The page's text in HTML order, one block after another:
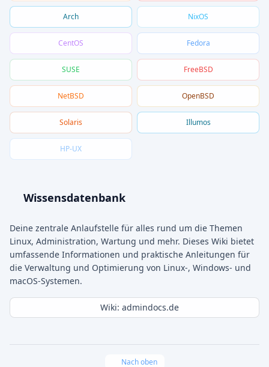
Arch NixOS
CentOS Fedora
SUSE FreeBSD
NetBSD OpenBSD
Solaris Illumos
HP-UX
Wissensdatenbank
Deine zentrale Anlaufstelle für alles rund um die Themen
Linux, Administration, Wartung und mehr. Dieses Wiki bietet
umfassende Informationen und praktische Anleitungen für
die Verwaltung und Optimierung von Linux-, Windows- und
macOS-Systemen.
Wiki: admindocs.de
Nach oben